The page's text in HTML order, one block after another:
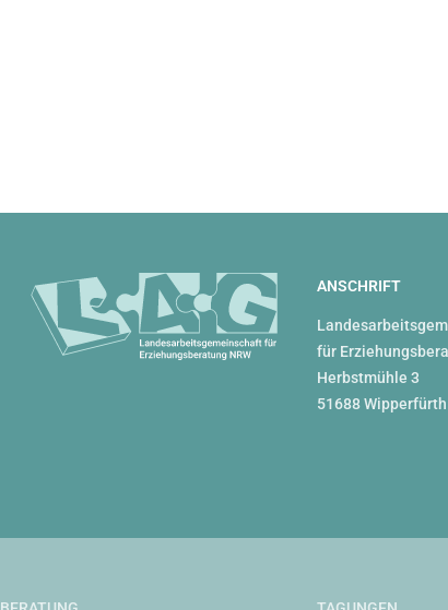
ANSCHRIFT
für
Herbstmühle 3
51688 Wipperfürth